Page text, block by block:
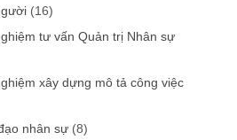
(16)
tư vấn Quản trị Nhân sự
xây dựng mô tả công việc
nhân sự (8)